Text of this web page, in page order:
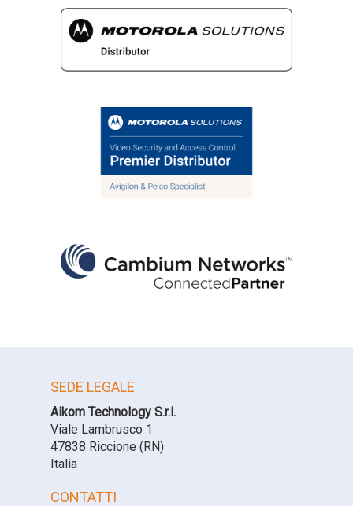
SEDE LEGALE
Aikom Technology S.r.l.
Viale Lambrusco 1
47838 Riccione (RN)
Italia
CONTATTI